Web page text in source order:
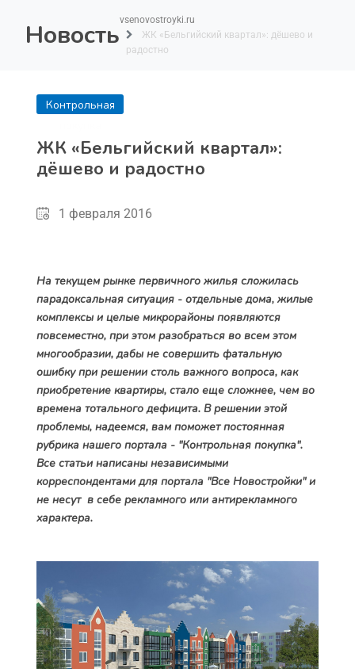
Новостьvsenovostroyki.ru
ЖК «Бельгийский квартал»: дёшево и
радостно
Контрольная
ЖК «Бельгийский квартал»:
дёшево и радостно
1 февраля 2016
На текущем рынке первичного жилья сложилась
парадоксальная ситуация - отдельные дома, жилые
комплексы и целые микрорайоны появляются
повсеместно, при этом разобраться во всем этом
многообразии, дабы не совершить фатальную
ошибку при решении столь важного вопроса, как
приобретение квартиры, стало еще сложнее, чем во
времена тотального дефицита. В решении этой
проблемы, надеемся, вам поможет постоянная
рубрика нашего портала - "Контрольная покупка".
Все статьи написаны независимыми
корреспондентами для портала "Все Новостройки" и
не несут в себе рекламного или антирекламного
характера.